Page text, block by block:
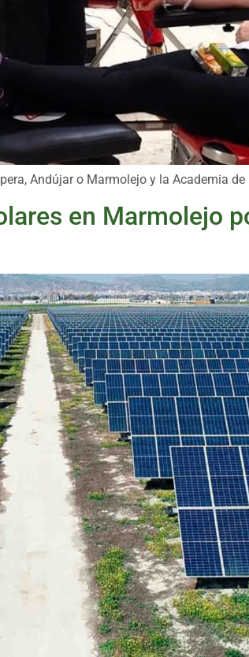
Andújar o Marmolejo y la Academia
en Marmolejo